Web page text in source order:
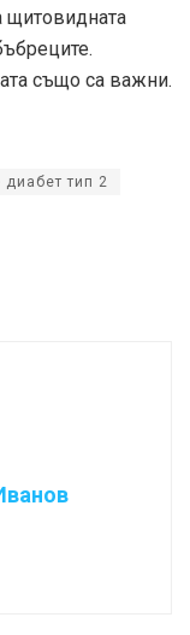
щитовидната
също са важни.
диабет тип 2